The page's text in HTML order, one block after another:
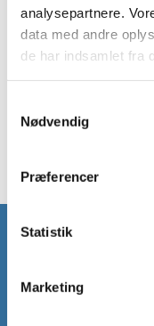
analysepartnere.
data med andre
de har indsamlet fra
Nødvendig
Præferencer
Statistik
Marketing
Ugifte forældre
udfylde en
fremsendes en
Enrumvej 30